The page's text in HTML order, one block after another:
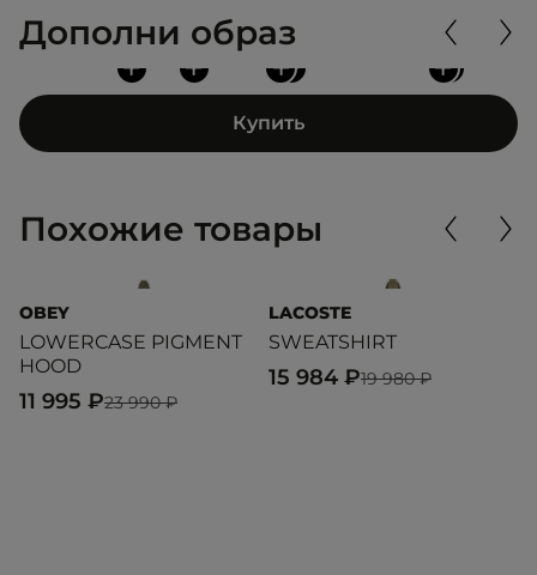
Дополни образ
+
+
+ + + +
Купить
Похожие товары
OBEY
LOWERCASE PIGMENT
HOOD
23 990 ₽
11 995 ₽
LACOSTE
SWEATSHIRT
19 980 ₽
15 984 ₽